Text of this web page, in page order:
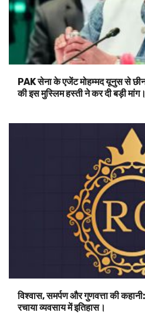
PAK सेना के एजेंट मोहम्मद यूनुस से
की इस मुस्लिम हस्ती ने कर दी बड़ी मांग।
विश्वास, समर्पण और गुणवत्ता की
रचाया व्यवसाय में इतिहास।